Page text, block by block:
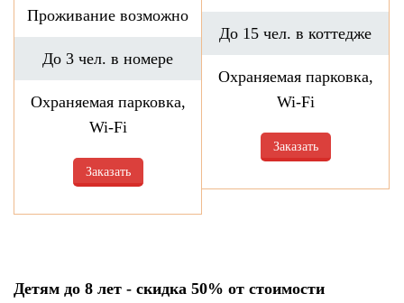
Проживание возможно
До 3 чел. в номере
Охраняемая парковка,
Wi-Fi
Заказать
До 15 чел. в коттедже
Охраняемая парковка,
Wi-Fi
Заказать
Детям до 8 лет - скидка 50% от стоимости